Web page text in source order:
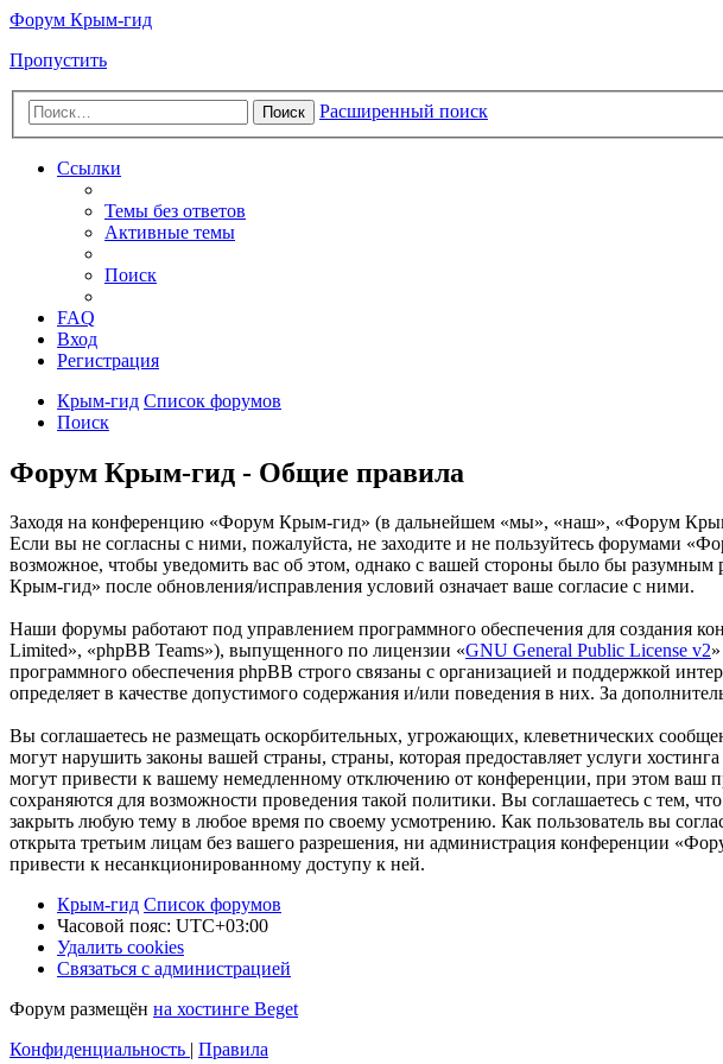
Форум Крым-гид
Пропустить
Поиск Расширенный поиск
Ссылки
Темы без ответов
Активные темы
Поиск
FAQ
Вход
Регистрация
Крым-гид Список форумов
Поиск
Форум Крым-гид - Общие правила
Заходя на конференцию «Форум Крым-гид» (в дальнейшем «мы», «наш», «Форум
Если вы не согласны с ними, пожалуйста, не заходите и не пользуйтесь форумами
возможное, чтобы уведомить вас об этом, однако с вашей стороны было бы разумным
Крым-гид» после обновления/исправления условий означает ваше согласие с ними.
Наши форумы работают под управлением программного обеспечения для создания
Limited», «phpBB Teams»), выпущенного по лицензии «GNU General Public License v2
программного обеспечения phpBB строго связаны с организацией и поддержкой
определяет в качестве допустимого содержания и/или поведения в них. За
Вы соглашаетесь не размещать оскорбительных, угрожающих, клеветнических
могут нарушить законы вашей страны, страны, которая предоставляет услуги
могут привести к вашему немедленному отключению от конференции, при этом ваш
сохраняются для возможности проведения такой политики. Вы соглашаетесь с тем,
закрыть любую тему в любое время по своему усмотрению. Как пользователь вы
открыта третьим лицам без вашего разрешения, ни администрация конференции
привести к несанкционированному доступу к ней.
Крым-гид Список форумов
Часовой пояс: UTC+03:00
Удалить cookies
Связаться с администрацией
Форум размещён на хостинге Beget
Конфиденциальность | Правила